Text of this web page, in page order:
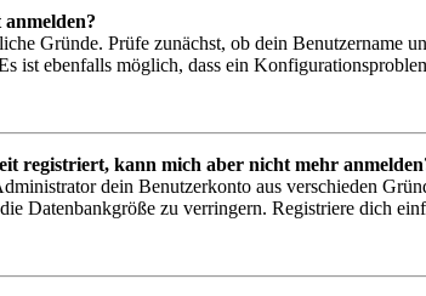
Gründe. Prüfe zunächst, ob dein Benutzername
ist ebenfalls möglich, dass ein
registriert, kann mich aber nicht mehr
dein Benutzerkonto aus verschieden
Datenbankgröße zu verringern. Registriere dich